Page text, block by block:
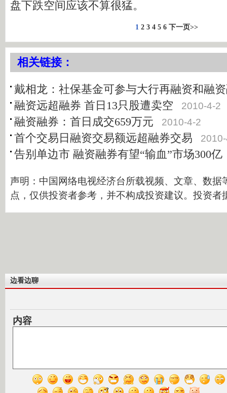
盘下跌空间应该不算很猛。
1 2 3 4 5 6 下一页>>
相关链接：
戴相龙：社保基金可参与大行再融资和融
融资远超融券 首日13只股遭卖空
2010-4-2
融资融券：首日成交659万元 2010-4-2
首个交易日融资交易额远超融券交易
告别单边市 融资融券有望“输血”市场300亿
声明：中国网络电视经济台所载视频、文章、数据
点，仅供投资者参考，并不构成投资建议。投资者
边看边聊
内容